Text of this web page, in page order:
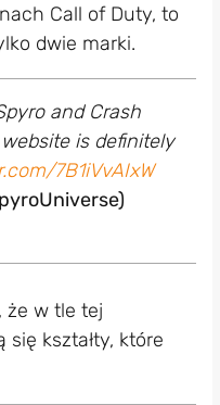
Call of Duty, to
dwie marki.
and Crash
is definitely
7B1iVvAIxW
że w tle tej
kształty, które